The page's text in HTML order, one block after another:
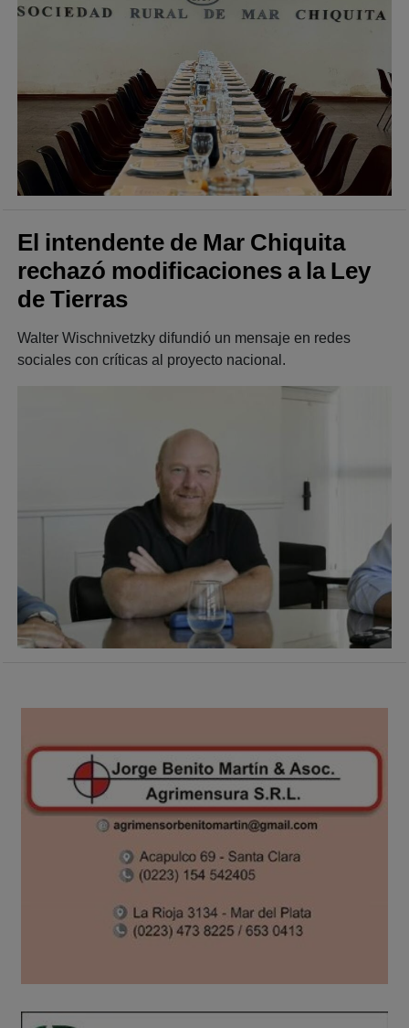
El intendente de Mar Chiquita
rechazó modificaciones a la Ley
de Tierras
Walter Wischnivetzky difundió un mensaje en redes
sociales con críticas al proyecto nacional.